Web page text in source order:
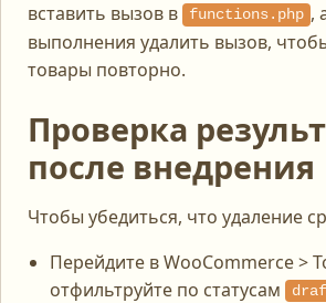
вставить вызов в
functions.php ,
выполнения удалить вызов,
товары повторно.
Проверка
после внедрения
Чтобы убедиться, что удаление
Перейдите в WooCommerce >
отфильтруйте по статусам